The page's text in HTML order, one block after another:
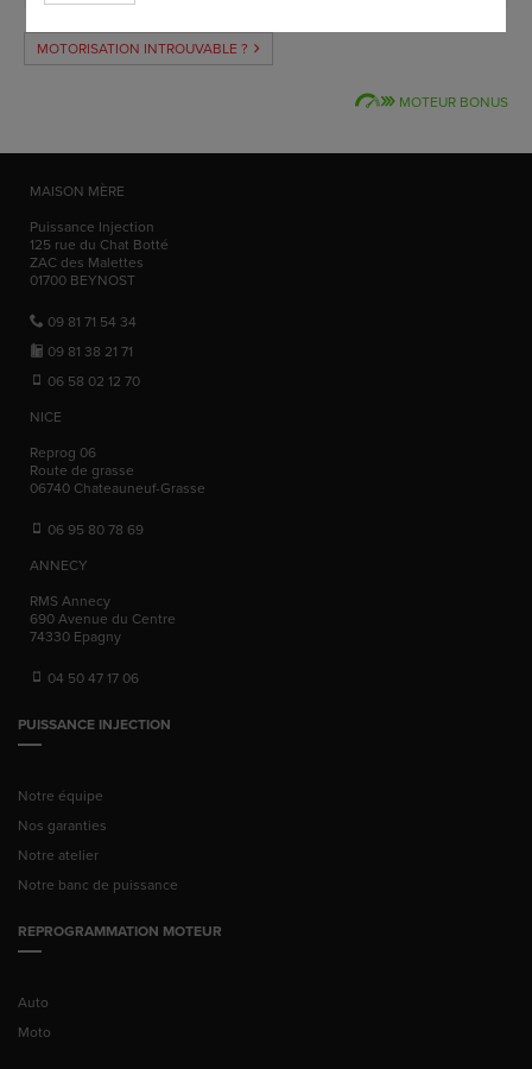
MOTORISATION INTROUVABLE ?
MOTEUR BONUS
MAISON MÈRE
Puissance Injection
125 rue du Chat Botté
ZAC des Malettes
01700 BEYNOST
09 81 71 54 34
09 81 38 21 71
06 58 02 12 70
NICE
Reprog 06
Route de grasse
06740 Chateauneuf-Grasse
06 95 80 78 69
ANNECY
RMS Annecy
690 Avenue du Centre
74330 Epagny
04 50 47 17 06
PUISSANCE INJECTION
Notre équipe
Nos garanties
Notre atelier
Notre banc de puissance
REPROGRAMMATION MOTEUR
Auto
Moto